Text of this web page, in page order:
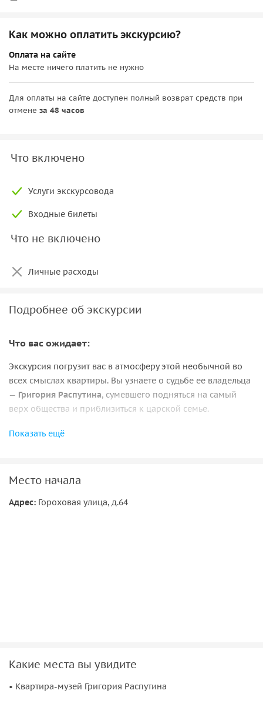
Как можно оплатить экскурсию?
Оплата на сайте
На месте ничего платить не нужно
Для оплаты на сайте доступен полный возврат средств при
отмене за 48 часов
Что включено
Услуги экскурсовода
Входные билеты
Что не включено
Личные расходы
Подробнее об экскурсии
Что вас ожидает:
Экскурсия погрузит вас в атмосферу этой необычной во
всех смыслах квартиры. Вы узнаете о судьбе ее владельца
— Григория Распутина, сумевшего подняться на самый
верх общества и приблизиться к царской семье.
В стенах квартиры до наших дней сохранились детали
реальное расследование о жизни и гибели хозяина
Показать ещё
Место начала
Адрес: Гороховая улица, д.64
Какие места вы увидите
• Квартира-музей Григория Распутина